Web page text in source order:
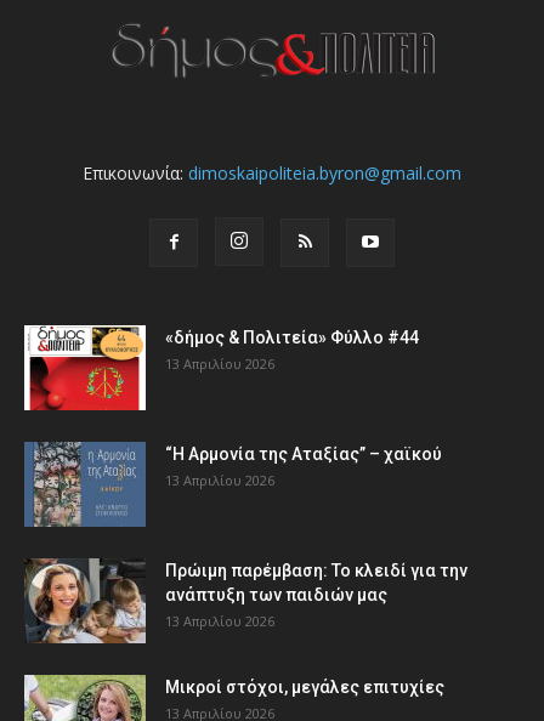
Επικοινωνία: dimoskaipoliteia.byron@gmail.com
«δήμος & Πολιτεία» Φύλλο #44
13 Απριλίου 2026
“Η Αρμονία της Αταξίας” – χαϊκού
13 Απριλίου 2026
Πρώιμη παρέμβαση: Το κλειδί για την
ανάπτυξη των παιδιών µας
13 Απριλίου 2026
Μικροί στόχοι, μεγάλες επιτυχίες
13 Απριλίου 2026